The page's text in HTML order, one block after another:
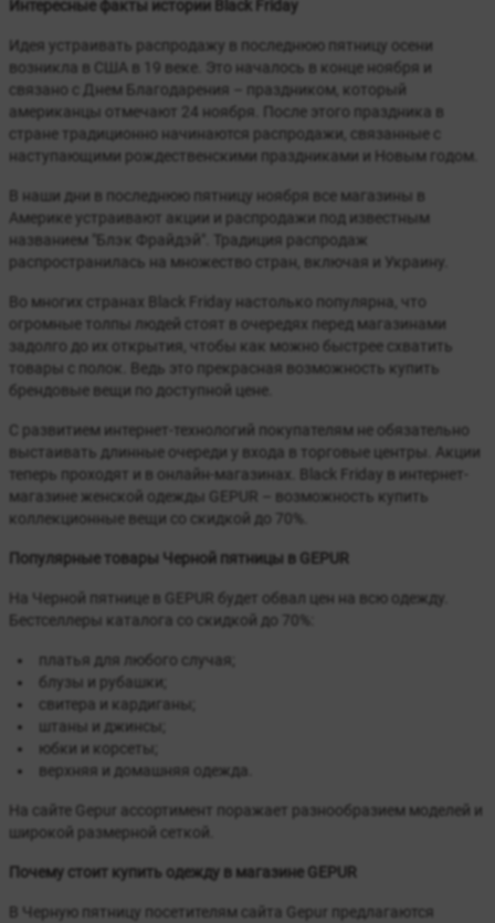
Интересные факты истории Black Friday
Идея устраивать распродажу в последнюю пятницу осени
возникла в США в 19 веке. Это началось в конце ноября и
связано с Днем Благодарения – праздником, который
американцы отмечают 24 ноября. После этого праздника в
стране традиционно начинаются распродажи, связанные с
наступающими рождественскими праздниками и Новым годом.
В наши дни в последнюю пятницу ноября все магазины в
Америке устраивают акции и распродажи под известным
названием "Блэк Фрайдэй". Традиция распродаж
распространилась на множество стран, включая и Украину.
Во многих странах Black Friday настолько популярна, что
огромные толпы людей стоят в очередях перед магазинами
задолго до их открытия, чтобы как можно быстрее схватить
товары с полок. Ведь это прекрасная возможность купить
брендовые вещи по доступной цене.
С развитием интернет-технологий покупателям не обязательно
выстаивать длинные очереди у входа в торговые центры. Акции
теперь проходят и в онлайн-магазинах. Black Friday в интернет-
магазине женской одежды GEPUR – возможность купить
коллекционные вещи со скидкой до 70%.
Популярные товары Черной пятницы в GEPUR
На Черной пятнице в GEPUR будет обвал цен на всю одежду.
Бестселлеры каталога со скидкой до 70%:
платья для любого случая;
блузы и рубашки;
свитера и кардиганы;
штаны и джинсы;
юбки и корсеты;
верхняя и домашняя одежда.
На сайте Gepur ассортимент поражает разнообразием моделей и
широкой размерной сеткой.
Почему стоит купить одежду в магазине GEPUR
В Черную пятницу посетителям сайта Gepur предлагаются